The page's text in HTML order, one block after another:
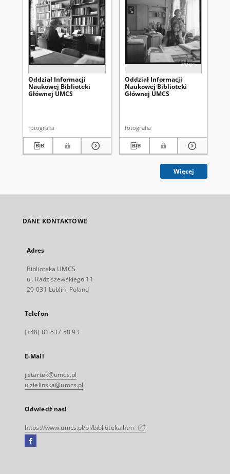
Oddział Informacji
Naukowej Biblioteki
Głównej UMCS
fotografia
Oddział Informacji
Naukowej Biblioteki
Głównej UMCS
fotografia
Więcej
DANE KONTAKTOWE
Adres
Biblioteka UMCS
ul. Radziszewskiego 11
20-031 Lublin, Poland
Telefon
(+48) 81 537 58 93
E-Mail
j.startek@umcs.pl
u.zielinska@umcs.pl
Odwiedź nas!
https://www.umcs.pl/pl/biblioteka.htm
Facebook